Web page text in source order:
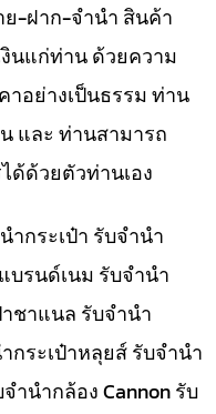
ย-ฝาก-จำนำ สินค้า
นแก่ท่าน ด้วยความ
าอย่างเป็นธรรม ท่าน
และ ท่านสามารถ
ด้ด้วยตัวท่านเอง
กระเป๋า รับจำนำ
บรนด์เนม รับจำนำ
าชาแนล รับจำนำ
ำกระเป๋าหลุยส์ รับจำนำ
ำนำกล้อง Cannon รับ